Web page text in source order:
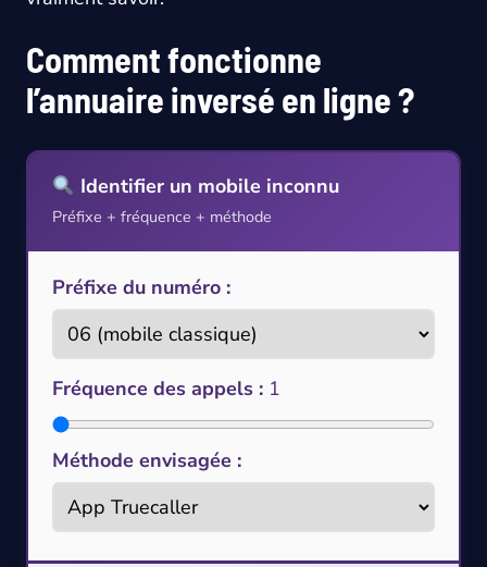
Comment fonctionne
l’annuaire inversé en ligne ?
Identifier un mobile inconnu
Préfixe + fréquence + méthode
Préfixe du numéro :
Fréquence des appels : 1
Méthode envisagée :